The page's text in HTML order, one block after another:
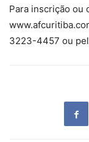
Para inscrição ou
3223-4457 ou